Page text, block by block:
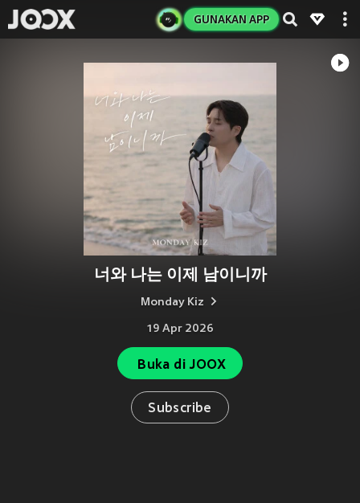
GUNAKAN APP
너와 나는 이제 남이니까
Monday Kiz
19 Apr 2026
Buka di JOOX
Subscribe